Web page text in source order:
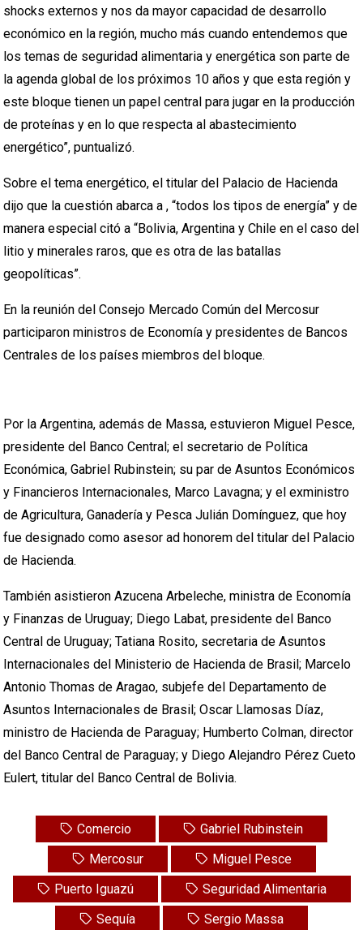
shocks externos y nos da mayor capacidad de desarrollo
económico en la región, mucho más cuando entendemos que
los temas de seguridad alimentaria y energética son parte de
la agenda global de los próximos 10 años y que esta región y
este bloque tienen un papel central para jugar en la producción
de proteínas y en lo que respecta al abastecimiento
energético”, puntualizó.
Sobre el tema energético, el titular del Palacio de Hacienda
dijo que la cuestión abarca a , “todos los tipos de energía” y de
manera especial citó a “Bolivia, Argentina y Chile en el caso del
litio y minerales raros, que es otra de las batallas
geopolíticas”.
En la reunión del Consejo Mercado Común del Mercosur
participaron ministros de Economía y presidentes de Bancos
Centrales de los países miembros del bloque.
Por la Argentina, además de Massa, estuvieron Miguel Pesce,
presidente del Banco Central; el secretario de Política
Económica, Gabriel Rubinstein; su par de Asuntos Económicos
y Financieros Internacionales, Marco Lavagna; y el exministro
de Agricultura, Ganadería y Pesca Julián Domínguez, que hoy
fue designado como asesor ad honorem del titular del Palacio
de Hacienda.
También asistieron Azucena Arbeleche, ministra de Economía
y Finanzas de Uruguay; Diego Labat, presidente del Banco
Central de Uruguay; Tatiana Rosito, secretaria de Asuntos
Internacionales del Ministerio de Hacienda de Brasil; Marcelo
Antonio Thomas de Aragao, subjefe del Departamento de
Asuntos Internacionales de Brasil; Oscar Llamosas Díaz,
ministro de Hacienda de Paraguay; Humberto Colman, director
del Banco Central de Paraguay; y Diego Alejandro Pérez Cueto
Eulert, titular del Banco Central de Bolivia.
Comercio
Gabriel Rubinstein
Mercosur
Miguel Pesce
Puerto Iguazú
Seguridad Alimentaria
Sequía
Sergio Massa